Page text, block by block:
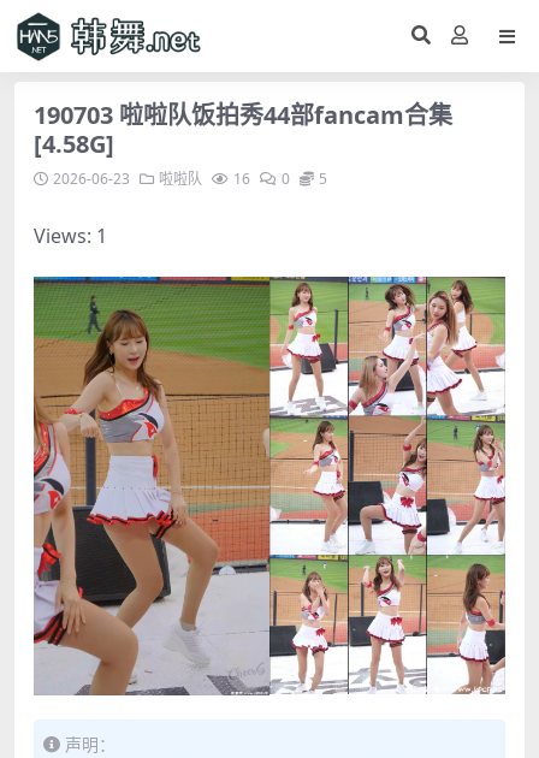
190703 啦啦队饭拍秀44部fancam合集
[4.58G]
2026-06-23 啦啦队 16 0 5
Views: 1
声明：